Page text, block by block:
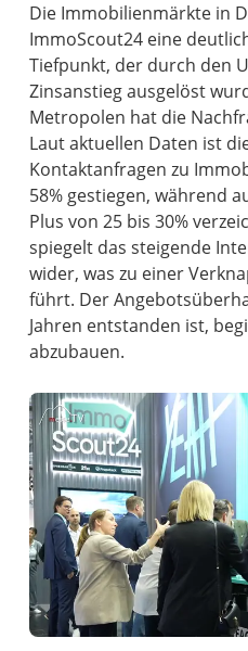
Die Immobilienmärkte in
ImmoScout24 eine
Tiefpunkt, der durch den
Zinsanstieg ausgelöst
Metropolen hat die
Laut aktuellen Daten ist
Kontaktanfragen zu
58% gestiegen, während
Plus von 25 bis 30%
spiegelt das steigende
wider, was zu einer
führt. Der
Jahren entstanden ist,
abzubauen.